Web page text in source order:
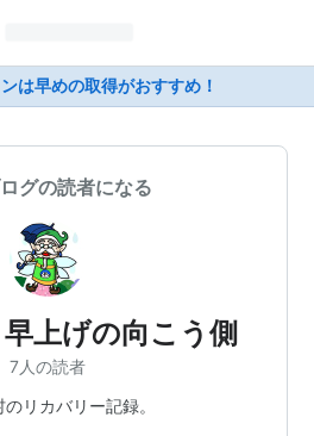
は早めの取得がおすすめ！
グの読者になる
上げの向こう側
7人の読者
リカバリー記録。